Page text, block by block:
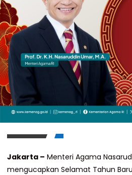
Jakarta – Menteri Agama
mengucapkan Selamat Tahun